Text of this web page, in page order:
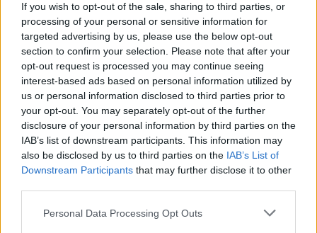
If you wish to opt-out of the sale, sharing to third parties, or
processing of your personal or sensitive information for
targeted advertising by us, please use the below opt-out
section to confirm your selection. Please note that after your
opt-out request is processed you may continue seeing
interest-based ads based on personal information utilized by
us or personal information disclosed to third parties prior to
your opt-out. You may separately opt-out of the further
disclosure of your personal information by third parties on the
IAB’s list of downstream participants. This information may
also be disclosed by us to third parties on the IAB’s List of
Downstream Participants that may further disclose it to other
Please note that this website/app uses one or more Google
Personal Data Processing Opt Outs
Gyűrű online kvízével! Vajon Te is nyernél a stúdióban?
Játssz most!
4:15